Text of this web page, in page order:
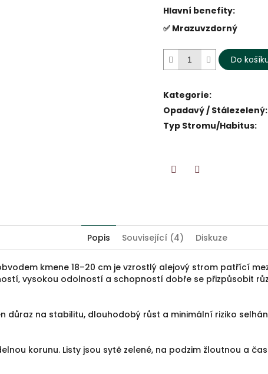
Hlavní benefity:
✅ Mrazuvzdorný
Do
Kategorie:
Opadavý / Stálezelený:
Typ Stromu/Habitus:
Popis Související (4) Diskuze
kmene 18–20 cm je vzrostlý alejový strom patřící
vysokou odolností a schopností dobře se přizpůsobit
důraz na stabilitu, dlouhodobý růst a minimální riziko
korunu. Listy jsou sytě zelené, na podzim žloutnou a